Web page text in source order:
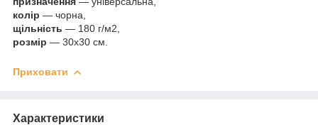
колір — чорна,
щільність — 180 г/м2,
розмір — 30х30 см.
Приховати
Характеристики